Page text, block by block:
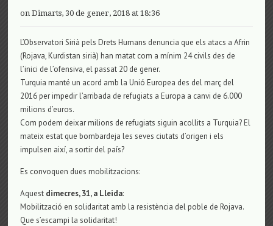
on Dimarts, 30 de gener, 2018 at 18:36
L’Observatori Sirià pels Drets Humans denuncia que els atacs a Afrin
(Rojava, Kurdistan sirià) han matat com a mínim 24 civils des de
l’inici de l’ofensiva, el passat 20 de gener.
Turquia manté un acord amb la Unió Europea des del març del
2016 per impedir l’arribada de refugiats a Europa a canvi de 6.000
milions d’euros.
Com podem deixar milions de refugiats siguin acollits a Turquia? El
mateix estat que bombardeja les seves ciutats d’origen i els
impulsen així, a sortir del país?
Es convoquen dues mobilitzacions:
Aquest dimecres, 31, a Lleida:
Mobilització en solidaritat amb la resistència del poble de Rojava.
Que s’escampi la solidaritat!